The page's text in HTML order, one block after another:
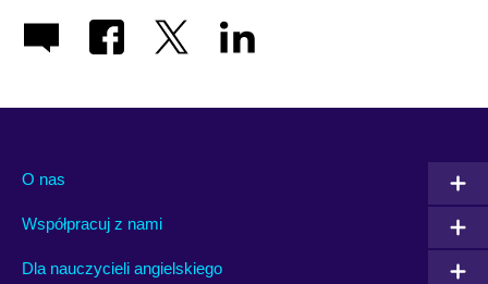
O nas
Współpracuj z nami
Dla nauczycieli angielskiego